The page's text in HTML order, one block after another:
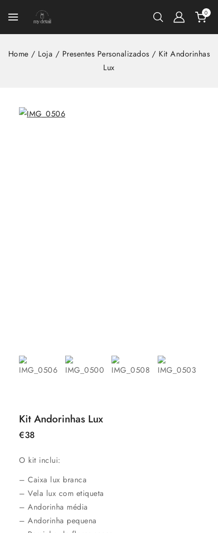
0
Home / Loja / Presentes Personalizados / Kit Andorinhas
Lux
Kit Andorinhas Lux
€38
O kit inclui:
– Caixa lux branca
– Vela lux com etiqueta
– Andorinha média
– Andorinha pequena